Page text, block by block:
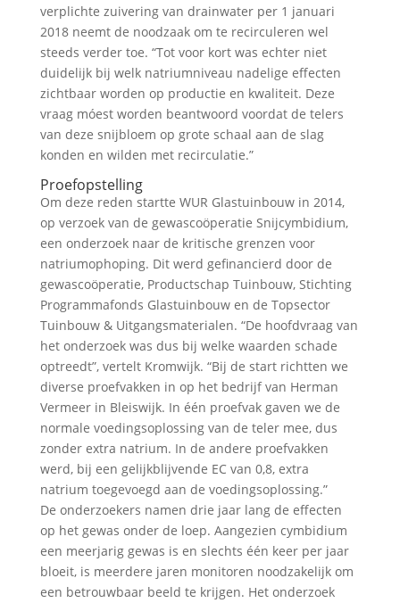
verplichte zuivering van drainwater per 1 januari
2018 neemt de noodzaak om te recirculeren wel
steeds verder toe. “Tot voor kort was echter niet
duidelijk bij welk natriumniveau nadelige effecten
zichtbaar worden op productie en kwaliteit. Deze
vraag móest worden beantwoord voordat de telers
van deze snijbloem op grote schaal aan de slag
konden en wilden met recirculatie.”
Proefopstelling
Om deze reden startte WUR Glastuinbouw in 2014,
op verzoek van de gewascoöperatie Snijcymbidium,
een onderzoek naar de kritische grenzen voor
natriumophoping. Dit werd gefinancierd door de
gewascoöperatie, Productschap Tuinbouw, Stichting
Programmafonds Glastuinbouw en de Topsector
Tuinbouw & Uitgangsmaterialen. “De hoofdvraag van
het onderzoek was dus bij welke waarden schade
optreedt”, vertelt Kromwijk. “Bij de start richtten we
diverse proefvakken in op het bedrijf van Herman
Vermeer in Bleiswijk. In één proefvak gaven we de
normale voedingsoplossing van de teler mee, dus
zonder extra natrium. In de andere proefvakken
werd, bij een gelijkblijvende EC van 0,8, extra
natrium toegevoegd aan de voedingsoplossing.”
De onderzoekers namen drie jaar lang de effecten
op het gewas onder de loep. Aangezien cymbidium
een meerjarig gewas is en slechts één keer per jaar
bloeit, is meerdere jaren monitoren noodzakelijk om
een betrouwbaar beeld te krijgen. Het onderzoek